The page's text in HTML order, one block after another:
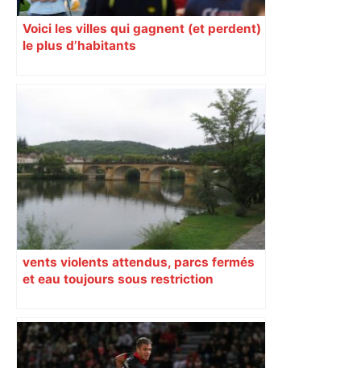
Voici les villes qui gagnent (et perdent)
le plus d’habitants
vents violents attendus, parcs fermés
et eau toujours sous restriction